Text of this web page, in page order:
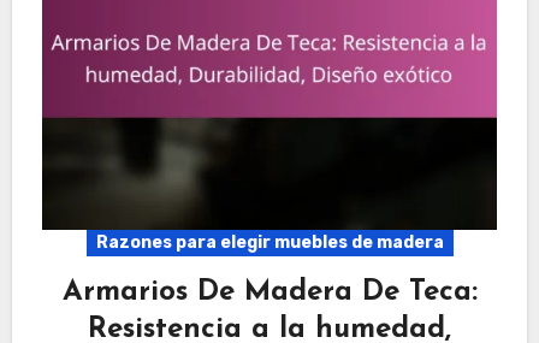
Razones para elegir muebles de madera
Armarios De Madera De Teca:
Resistencia a la humedad,